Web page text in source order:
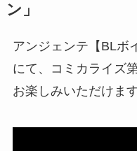
ン」
アンジェンテ【BLボ
にて、コミカライズ
お楽しみいただけま